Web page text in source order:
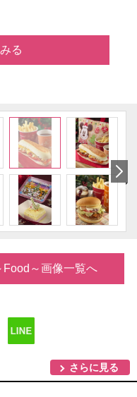
る
～画像一覧へ
さらに見る